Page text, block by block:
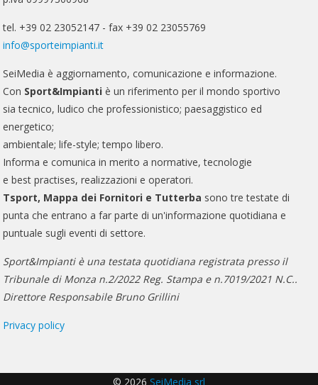
tel. +39 02 23052147 - fax +39 02 23055769
info@sporteimpianti.it
SeiMedia è aggiornamento, comunicazione e informazione.
Con Sport&Impianti è un riferimento per il mondo sportivo
sia tecnico, ludico che professionistico; paesaggistico ed
energetico;
ambientale; life-style; tempo libero.
Informa e comunica in merito a normative, tecnologie
e best practises, realizzazioni e operatori.
Tsport, Mappa dei Fornitori e Tutterba sono tre testate di
punta che entrano a far parte di un'informazione quotidiana e
puntuale sugli eventi di settore.
Sport&Impianti è una testata quotidiana registrata presso il
Tribunale di Monza n.2/2022 Reg. Stampa e n.7019/2021 N.C..
Direttore Responsabile Bruno Grillini
Privacy policy
© 2026 SeiMedia srl